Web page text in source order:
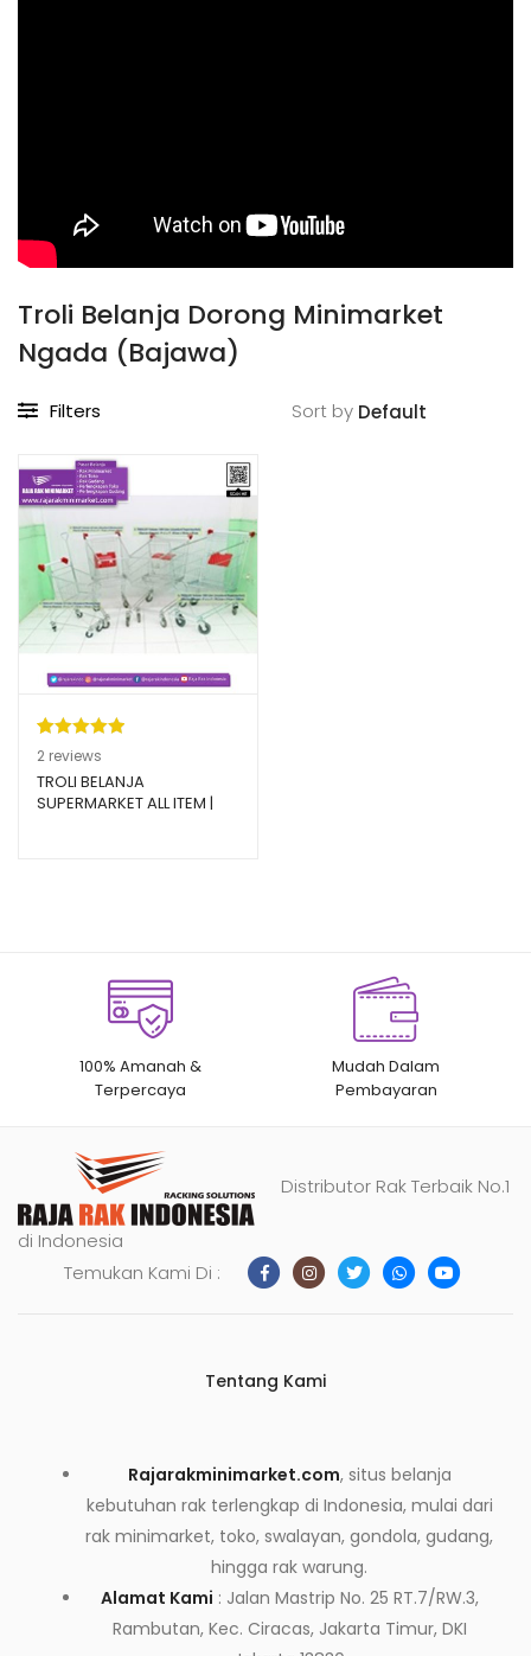
Troli Belanja Dorong Minimarket
Ngada (Bajawa)
Filters Sort by
Peringkat
5.00dari 5
berdasarka
2
2 reviews
TROLI BELANJA
SUPERMARKET ALL ITEM |
100% Amanah &
Terpercaya
Mudah Dalam
Pembayaran
Distributor Rak Terbaik No.1
di Indonesia
Temukan Kami Di :
Tentang Kami
Rajarakminimarket.com, situs belanja
kebutuhan rak terlengkap di Indonesia, mulai dari
rak minimarket, toko, swalayan, gondola, gudang,
hingga rak warung.
Alamat Kami : Jalan Mastrip No. 25 RT.7/RW.3,
Rambutan, Kec. Ciracas, Jakarta Timur, DKI